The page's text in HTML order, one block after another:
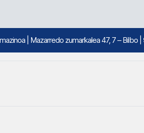
| Mazarredo zumarkalea 47, 7 – Bilbo |